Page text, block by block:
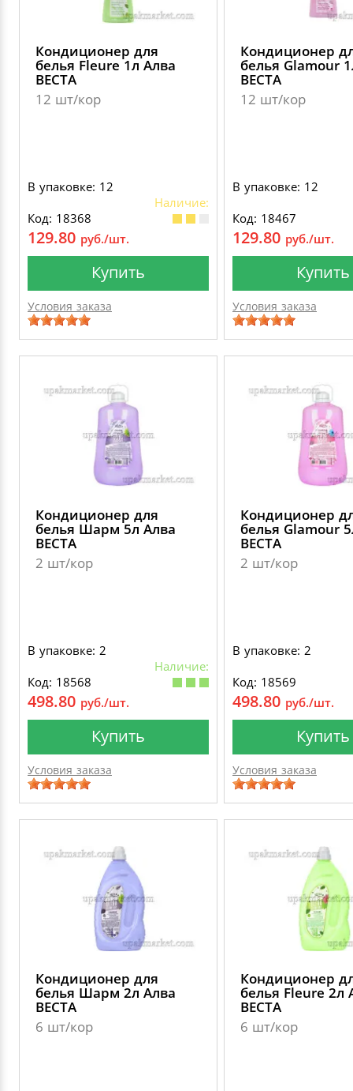
Кондиционер для
белья Fleure 1л Алва
ВЕСТА
12 шт/кор
В упаковке: 12
Наличие:
Код: 18368
129.80 руб./шт.
Купить
Условия заказа
Кондиционер
белья Glamour
ВЕСТА
12 шт/кор
В упаковке: 12
Код: 18467
129.80 руб./шт.
Купить
Условия заказа
Кондиционер для
белья Шарм 5л Алва
ВЕСТА
2 шт/кор
В упаковке: 2
Наличие:
Код: 18568
498.80 руб./шт.
Купить
Условия заказа
Кондиционер
белья Glamour
ВЕСТА
2 шт/кор
В упаковке: 2
Код: 18569
498.80 руб./шт.
Купить
Условия заказа
Кондиционер для
белья Шарм 2л Алва
ВЕСТА
6 шт/кор
Кондиционер
белья Fleure 2л
ВЕСТА
6 шт/кор